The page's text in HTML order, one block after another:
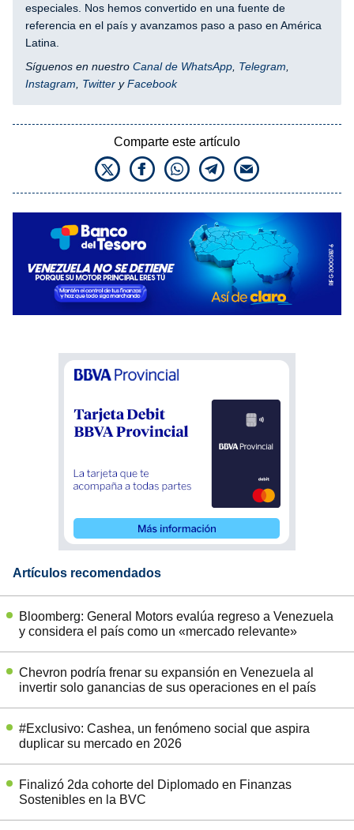
especiales. Nos hemos convertido en una fuente de
referencia en el país y avanzamos paso a paso en América
Latina.
Síguenos en nuestro Canal de WhatsApp, Telegram,
Instagram, Twitter yFacebook
Comparte este artículo
Artículos recomendados
Bloomberg: General Motors evalúa regreso a Venezuela
y considera el país como un «mercado relevante»
Chevron podría frenar su expansión en Venezuela al
invertir solo ganancias de sus operaciones en el país
#Exclusivo: Cashea, un fenómeno social que aspira
duplicar su mercado en 2026
Finalizó 2da cohorte del Diplomado en Finanzas
Sostenibles en la BVC